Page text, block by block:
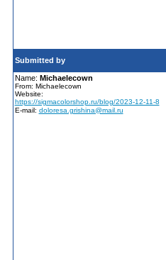
Submitted by
Name: Michaelecown
From: Michaelecown
Website:
https://sigmacolorshop.ru/blog/2023-12-11-8
E-mail: doloresa.grishina@mail.ru